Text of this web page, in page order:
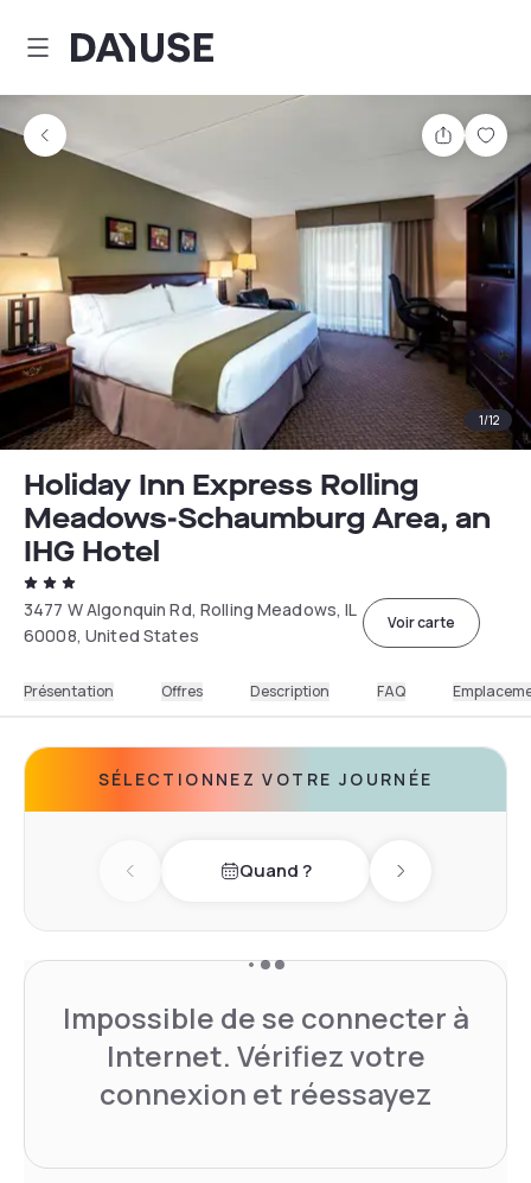
Dayuse
Partager
1/12
Holiday Inn Express Rolling
Meadows-Schaumburg Area, an
IHG Hotel
3477 W Algonquin Rd, Rolling Meadows, IL
60008, United States
Voir carte
Présentation Offres Description FAQ
SÉLECTIONNEZ VOTRE JOURNÉE
Previous dayQuand ? Next day
Impossible de se connecter à
Internet. Vérifiez votre
connexion et réessayez